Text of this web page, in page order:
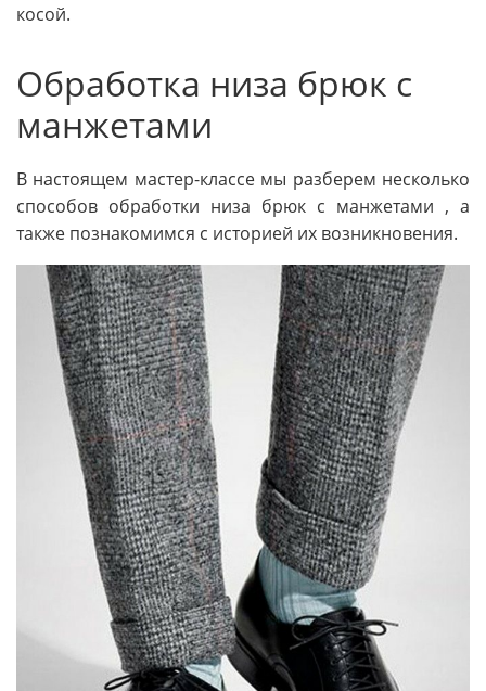
косой.
Обработка низа брюк с
манжетами
В настоящем мастер-классе мы разберем несколько
способов обработки низа брюк с манжетами , а
также познакомимся с историей их возникновения.